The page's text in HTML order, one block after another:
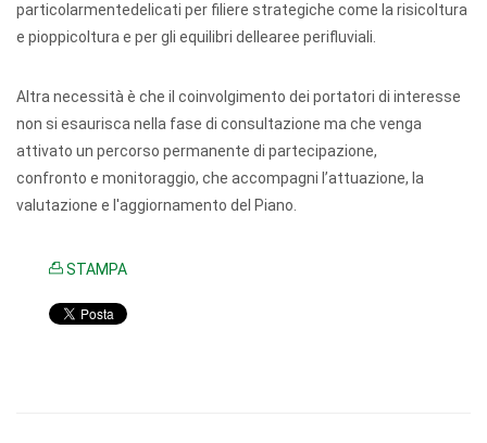
particolarmentedelicati per filiere strategiche come la risicoltura
e pioppicoltura e per gli equilibri dellearee perifluviali.
Altra necessità è che il coinvolgimento dei portatori di interesse
non si esaurisca nella fase di consultazione ma che venga
attivato un percorso permanente di partecipazione,
confronto e monitoraggio, che accompagni l’attuazione, la
valutazione e l'aggiornamento del Piano.
STAMPA